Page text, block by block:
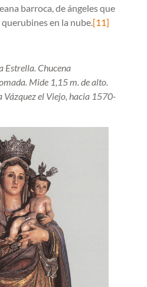
barroca, de ángeles que
en la nube.[11]
Estrella. Chucena
Mide 1,15 m. de alto.
el Viejo, hacia 1570-